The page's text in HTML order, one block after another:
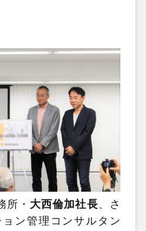
所・ 大西倫加社長、さ
ン管理コンサルタン